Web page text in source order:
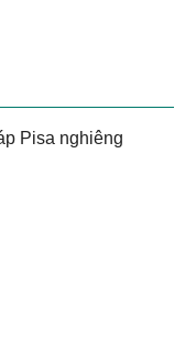
Pisa nghiêng